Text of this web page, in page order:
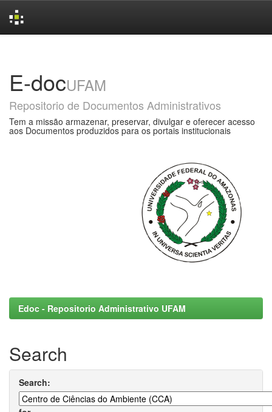
E-docUFAM
Repositorio de Documentos Administrativos
Tem a missão armazenar, preservar, divulgar e oferecer acesso
aos Documentos produzidos para os portais institucionais
Edoc - Repositorio Administrativo UFAM
Search
Search: